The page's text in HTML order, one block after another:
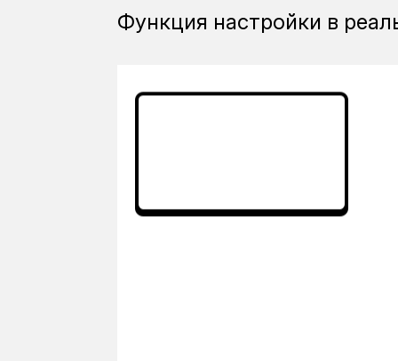
Функция настройки в